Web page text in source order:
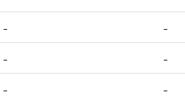
-
-
-
-
-
-